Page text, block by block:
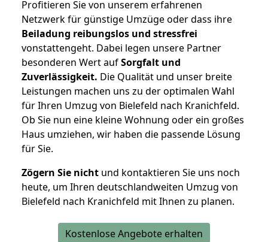
Profitieren Sie von unserem erfahrenen
Netzwerk für günstige Umzüge oder dass ihre
Beiladung reibungslos und stressfrei
vonstattengeht. Dabei legen unsere Partner
besonderen Wert aufSorgfalt und
Zuverlässigkeit. Die Qualität und unser breite
Leistungen machen uns zu der optimalen Wahl
für Ihren Umzug von Bielefeld nach Kranichfeld.
Ob Sie nun eine kleine Wohnung oder ein großes
Haus umziehen, wir haben die passende Lösung
für Sie.
Zögern Sie nicht und kontaktieren Sie uns noch
heute, um Ihren deutschlandweiten Umzug von
Bielefeld nach Kranichfeld mit Ihnen zu planen.
Kostenlose Angebote erhalten